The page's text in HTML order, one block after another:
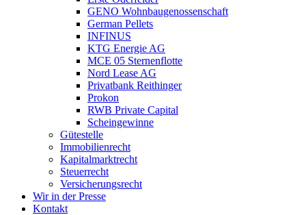
GENO Wohnbaugenossenschaft
German Pellets
INFINUS
KTG Energie AG
MCE 05 Sternenflotte
Nord Lease AG
Privatbank Reithinger
Prokon
RWB Private Capital
Scheingewinne
Gütestelle
Immobilienrecht
Kapitalmarktrecht
Steuerrecht
Versicherungsrecht
Wir in der Presse
Kontakt